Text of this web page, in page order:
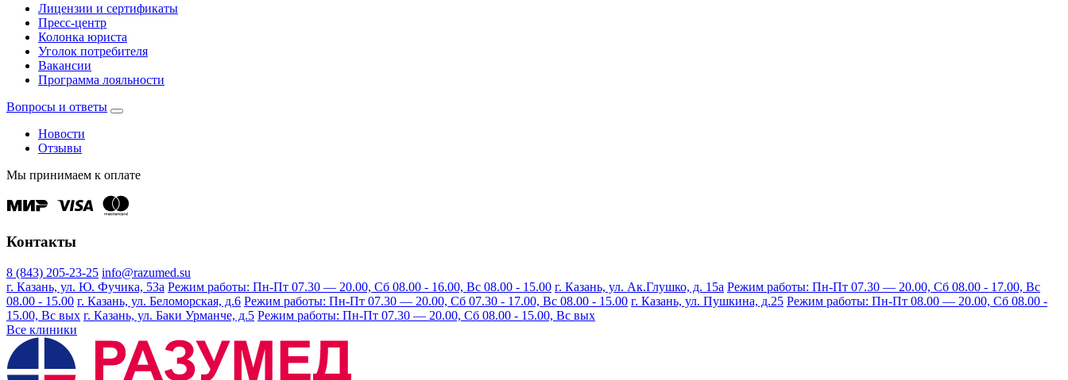
Лицензии и сертификаты
Пресс-центр
Колонка юриста
Уголок потребителя
Вакансии
Программа лояльности
Вопросы и ответы
Новости
Отзывы
Мы принимаем к оплате
Контакты
8 (843) 205-23-25 info@razumed.su
г. Казань, ул. Ю. Фучика, 53а Режим работы: Пн-Пт 07.30 — 20.00, Сб 08.00 - 16.00, Вс 08.00 - 15.00 г. Казань, ул. Ак.Глушко, д. 15а Режим работы: Пн-Пт 07.30 — 20.00, Сб 08.00 - 17.00, Вс
08.00 - 15.00 г. Казань, ул. Беломорская, д.6 Режим работы: Пн-Пт 07.30 — 20.00, Сб 07.30 - 17.00, Вс 08.00 - 15.00 г. Казань, ул. Пушкина, д.25 Режим работы: Пн-Пт 08.00 — 20.00, Сб 08.00 -
15.00, Вс вых г. Казань, ул. Баки Урманче, д.5 Режим работы: Пн-Пт 07.30 — 20.00, Сб 08.00 - 15.00, Вс вых
Все клиники